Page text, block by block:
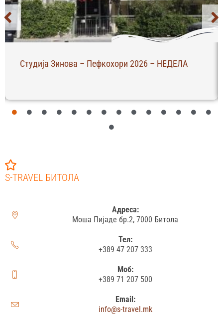
– НЕДЕЛА Апартман Ангела – Пефкохори
S-TRAVEL БИТОЛА
Адреса:
Моша Пијаде бр.2, 7000 Битола
Тел:
+389 47 207 333
Моб:
+389 71 207 500
Email:
info@s-travel.mk